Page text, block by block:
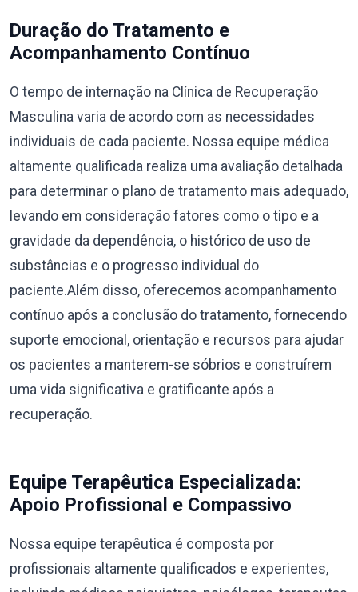
Duração do Tratamento e
Acompanhamento Contínuo
O tempo de internação na Clínica de Recuperação
Masculina varia de acordo com as necessidades
individuais de cada paciente. Nossa equipe médica
altamente qualificada realiza uma avaliação detalhada
para determinar o plano de tratamento mais adequado,
levando em consideração fatores como o tipo e a
gravidade da dependência, o histórico de uso de
substâncias e o progresso individual do
paciente.Além disso, oferecemos acompanhamento
contínuo após a conclusão do tratamento, fornecendo
suporte emocional, orientação e recursos para ajudar
os pacientes a manterem-se sóbrios e construírem
uma vida significativa e gratificante após a
recuperação.
Equipe Terapêutica Especializada:
Apoio Profissional e Compassivo
Nossa equipe terapêutica é composta por
profissionais altamente qualificados e experientes,